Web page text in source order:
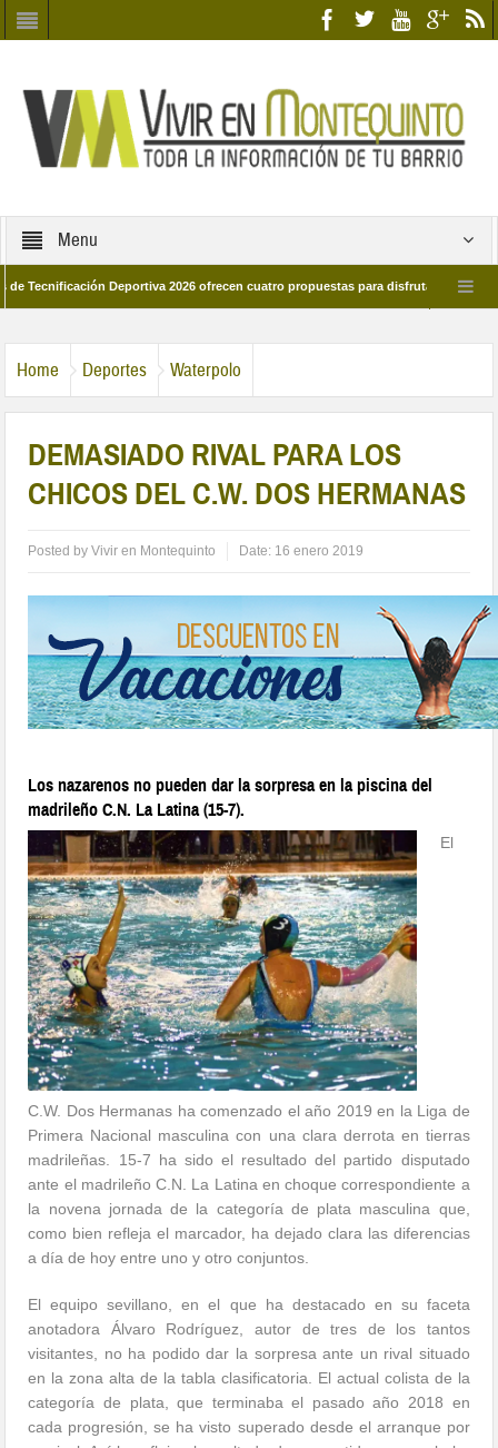
Menu
Deportiva 2026 ofrecen cuatro propuestas para disfrutar del deporte este
Home Deportes Waterpolo
DEMASIADO RIVAL PARA LOS
CHICOS DEL C.W. DOS HERMANAS
Posted byVivir en Montequinto Date: 16 enero 2019
Los nazarenos no pueden dar la sorpresa en la piscina del
madrileño C.N. La Latina (15-7).
El
C.W. Dos Hermanas ha comenzado el año 2019 en la Liga de
Primera Nacional masculina con una clara derrota en tierras
madrileñas. 15-7 ha sido el resultado del partido disputado
ante el madrileño C.N. La Latina en choque correspondiente a
la novena jornada de la categoría de plata masculina que,
como bien refleja el marcador, ha dejado clara las diferencias
a día de hoy entre uno y otro conjuntos.
El equipo sevillano, en el que ha destacado en su faceta
anotadora Álvaro Rodríguez, autor de tres de los tantos
visitantes, no ha podido dar la sorpresa ante un rival situado
en la zona alta de la tabla clasificatoria. El actual colista de la
categoría de plata, que terminaba el pasado año 2018 en
cada progresión, se ha visto superado desde el arranque por